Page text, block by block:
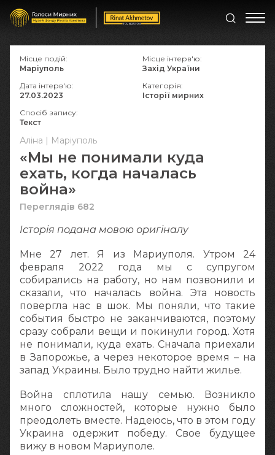
Аліна | Маріуполь
«Мы не понимали куда
ехать, когда началась
война»
Переглядів 682
Історія подана мовою оригіналy
Мне 27 лет. Я из Мариуполя. Утром 24
февраля 2022 года мы с супругом
собирались на работу, но нам позвонили и
сказали, что началась война. Эта новость
повергла нас в шок. Мы поняли, что такие
события быстро не заканчиваются, поэтому
сразу собрали вещи и покинули город. Хотя
не понимали, куда ехать. Сначала приехали
в Запорожье, а через некоторое время – на
запад Украины. Было трудно найти жилье.
Война сплотила нашу семью. Возникло
много сложностей, которые нужно было
преодолеть вместе. Надеюсь, что в этом году
Украина одержит победу. Свое будущее
вижу в новом Мариуполе.
Місце подій:
Маріуполь
Місце інтерв'ю:
Захід України
Дата інтерв'ю:
27.03.2023
Категорія:
Історії мирних
Спосіб запису:
Текст